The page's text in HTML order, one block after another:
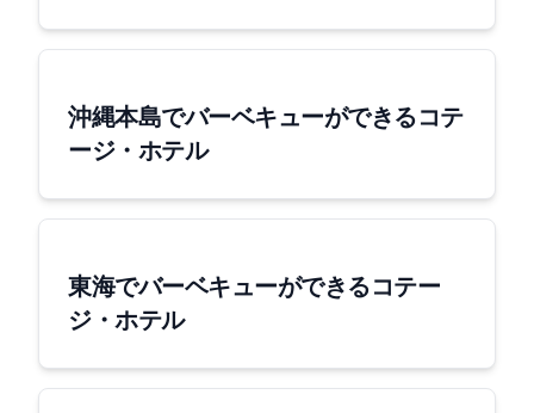
沖縄本島でバーベキューができるコテ
ージ・ホテル
東海でバーベキューができるコテー
ジ・ホテル